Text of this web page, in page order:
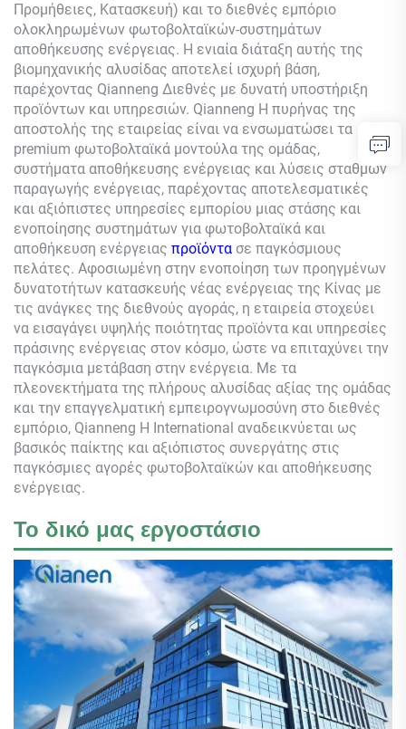
Προμήθειες, Κατασκευή) και το διεθνές εμπόριο
ολοκληρωμένων φωτοβολταϊκών-συστημάτων
αποθήκευσης ενέργειας. Η ενιαία διάταξη αυτής της
βιομηχανικής αλυσίδας αποτελεί ισχυρή βάση,
παρέχοντας Qianneng Διεθνές με δυνατή υποστήριξη
προϊόντων και υπηρεσιών. Qianneng Η πυρήνας της
αποστολής της εταιρείας είναι να ενσωματώσει τα
premium φωτοβολταϊκά μοντούλα της ομάδας,
συστήματα αποθήκευσης ενέργειας και λύσεις σταθμών
παραγωγής ενέργειας, παρέχοντας αποτελεσματικές
και αξιόπιστες υπηρεσίες εμπορίου μιας στάσης και
ενοποίησης συστημάτων για φωτοβολταϊκά και
αποθήκευση ενέργειας προϊόντα σε παγκόσμιους
πελάτες. Αφοσιωμένη στην ενοποίηση των προηγμένων
δυνατοτήτων κατασκευής νέας ενέργειας της Κίνας με
τις ανάγκες της διεθνούς αγοράς, η εταιρεία στοχεύει
να εισαγάγει υψηλής ποιότητας προϊόντα και υπηρεσίες
πράσινης ενέργειας στον κόσμο, ώστε να επιταχύνει την
παγκόσμια μετάβαση στην ενέργεια. Με τα
πλεονεκτήματα της πλήρους αλυσίδας αξίας της ομάδας
και την επαγγελματική εμπειρογνωμοσύνη στο διεθνές
εμπόριο, Qianneng Η International αναδεικνύεται ως
βασικός παίκτης και αξιόπιστος συνεργάτης στις
παγκόσμιες αγορές φωτοβολταϊκών και αποθήκευσης
ενέργειας.
Το δικό μας εργοστάσιο